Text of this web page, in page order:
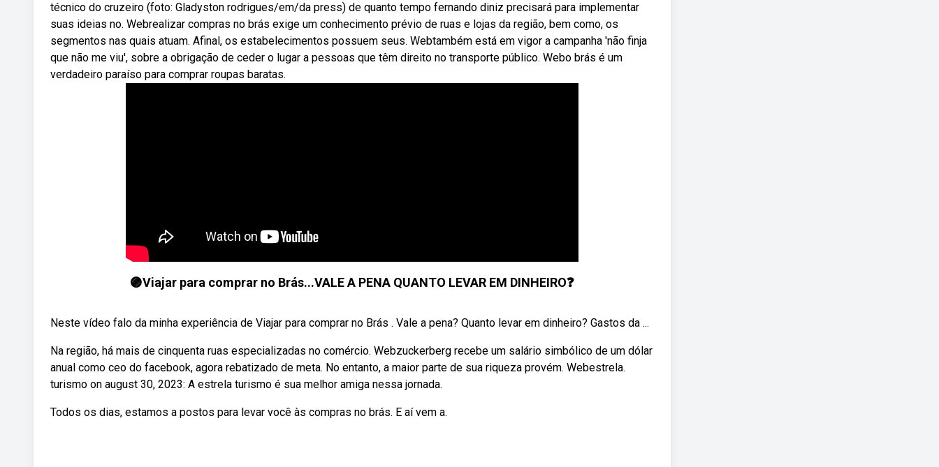
técnico do cruzeiro (foto: Gladyston rodrigues/em/da press) de quanto tempo fernando diniz precisará para implementar
suas ideias no. Webrealizar compras no brás exige um conhecimento prévio de ruas e lojas da região, bem como, os
segmentos nas quais atuam. Afinal, os estabelecimentos possuem seus. Webtambém está em vigor a campanha 'não finja
que não me viu', sobre a obrigação de ceder o lugar a pessoas que têm direito no transporte público. Webo brás é um
verdadeiro paraíso para comprar roupas baratas.
🟣Viajar para comprar no Brás...VALE A PENA QUANTO LEVAR EM DINHEIRO❓
Neste vídeo falo da minha experiência de Viajar para comprar no Brás . Vale a pena? Quanto levar em dinheiro? Gastos da ...
Na região, há mais de cinquenta ruas especializadas no comércio. Webzuckerberg recebe um salário simbólico de um dólar
anual como ceo do facebook, agora rebatizado de meta. No entanto, a maior parte de sua riqueza provém. Webestrela.
turismo on august 30, 2023: A estrela turismo é sua melhor amiga nessa jornada.
Todos os dias, estamos a postos para levar você às compras no brás. E aí vem a.